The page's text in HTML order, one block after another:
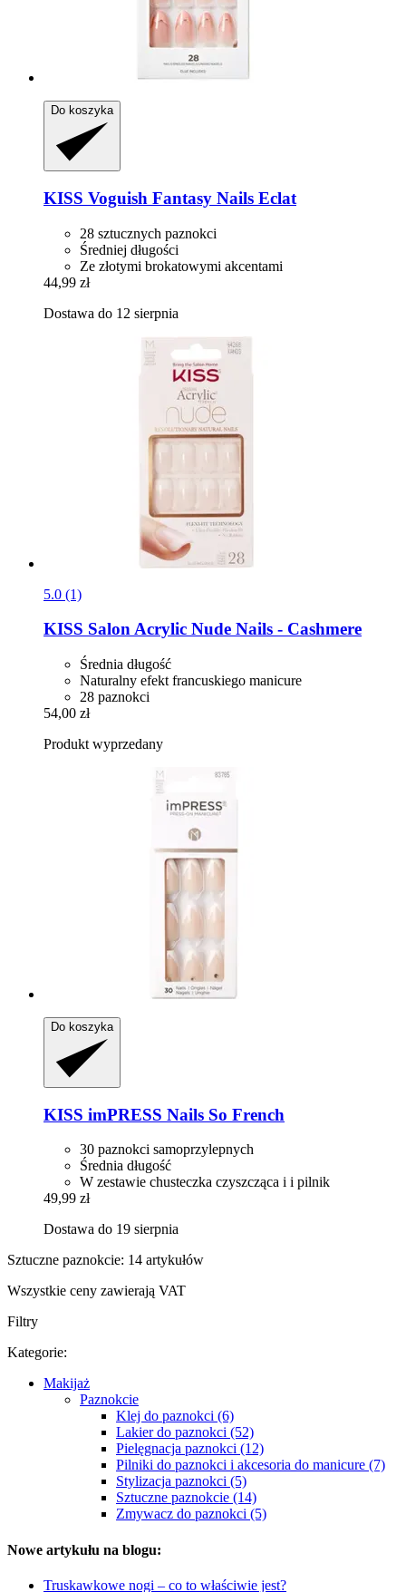
Do koszyka
KISS Voguish Fantasy Nails Eclat
28 sztucznych paznokci
Średniej długości
Ze złotymi brokatowymi akcentami
44,99 zł
Dostawa do 12 sierpnia
5.0 (1)
KISS Salon Acrylic Nude Nails -​ Cashmere
Średnia długość
Naturalny efekt francuskiego manicure
28 paznokci
54,00 zł
Produkt wyprzedany
Do koszyka
KISS imPRESS Nails So French
30 paznokci samoprzylepnych
Średnia długość
W zestawie chusteczka czyszcząca i i pilnik
49,99 zł
Dostawa do 19 sierpnia
Sztuczne paznokcie: 14 artykułów
Wszystkie ceny zawierają VAT
Filtry
Kategorie:
Makijaż
Paznokcie
Klej do paznokci (6)
Lakier do paznokci (52)
Pielęgnacja paznokci (12)
Pilniki do paznokci i akcesoria do manicure (7)
Stylizacja paznokci (5)
Sztuczne paznokcie (14)
Zmywacz do paznokci (5)
Nowe artykułu na blogu:
Truskawkowe nogi – co to właściwie jest?